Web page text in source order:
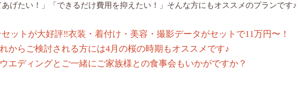
げたい！」「できるだけ費用を抑えたい！」そんな方にもオススメのプランです♪
ットが大好評‼︎衣装・着付け・美容・撮影データがセットで11万円〜！
からご検討される方には4月の桜の時期もオススメです♪
エディングとご一緒にご家族様との食事会もいかがですか？